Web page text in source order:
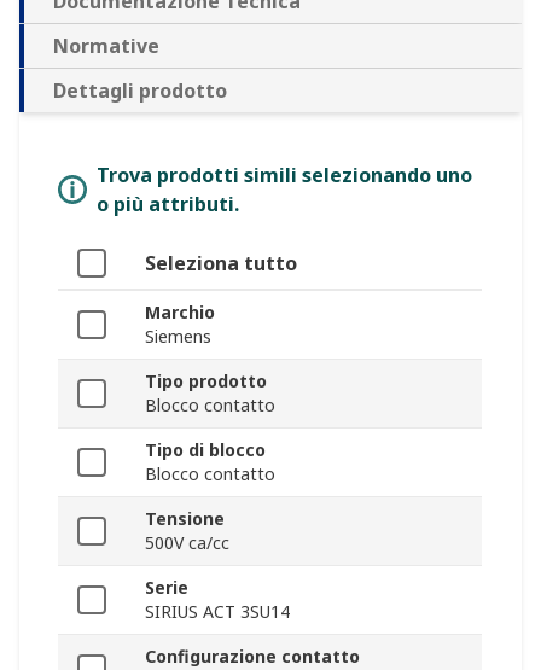
Normative
Dettagli prodotto
Trova prodotti simili selezionando uno
o più attributi.
Seleziona tutto
Marchio
Siemens
Tipo prodotto
Blocco contatto
Tipo di blocco
Blocco contatto
Tensione
500V ca/cc
Serie
SIRIUS ACT 3SU14
Configurazione contatto